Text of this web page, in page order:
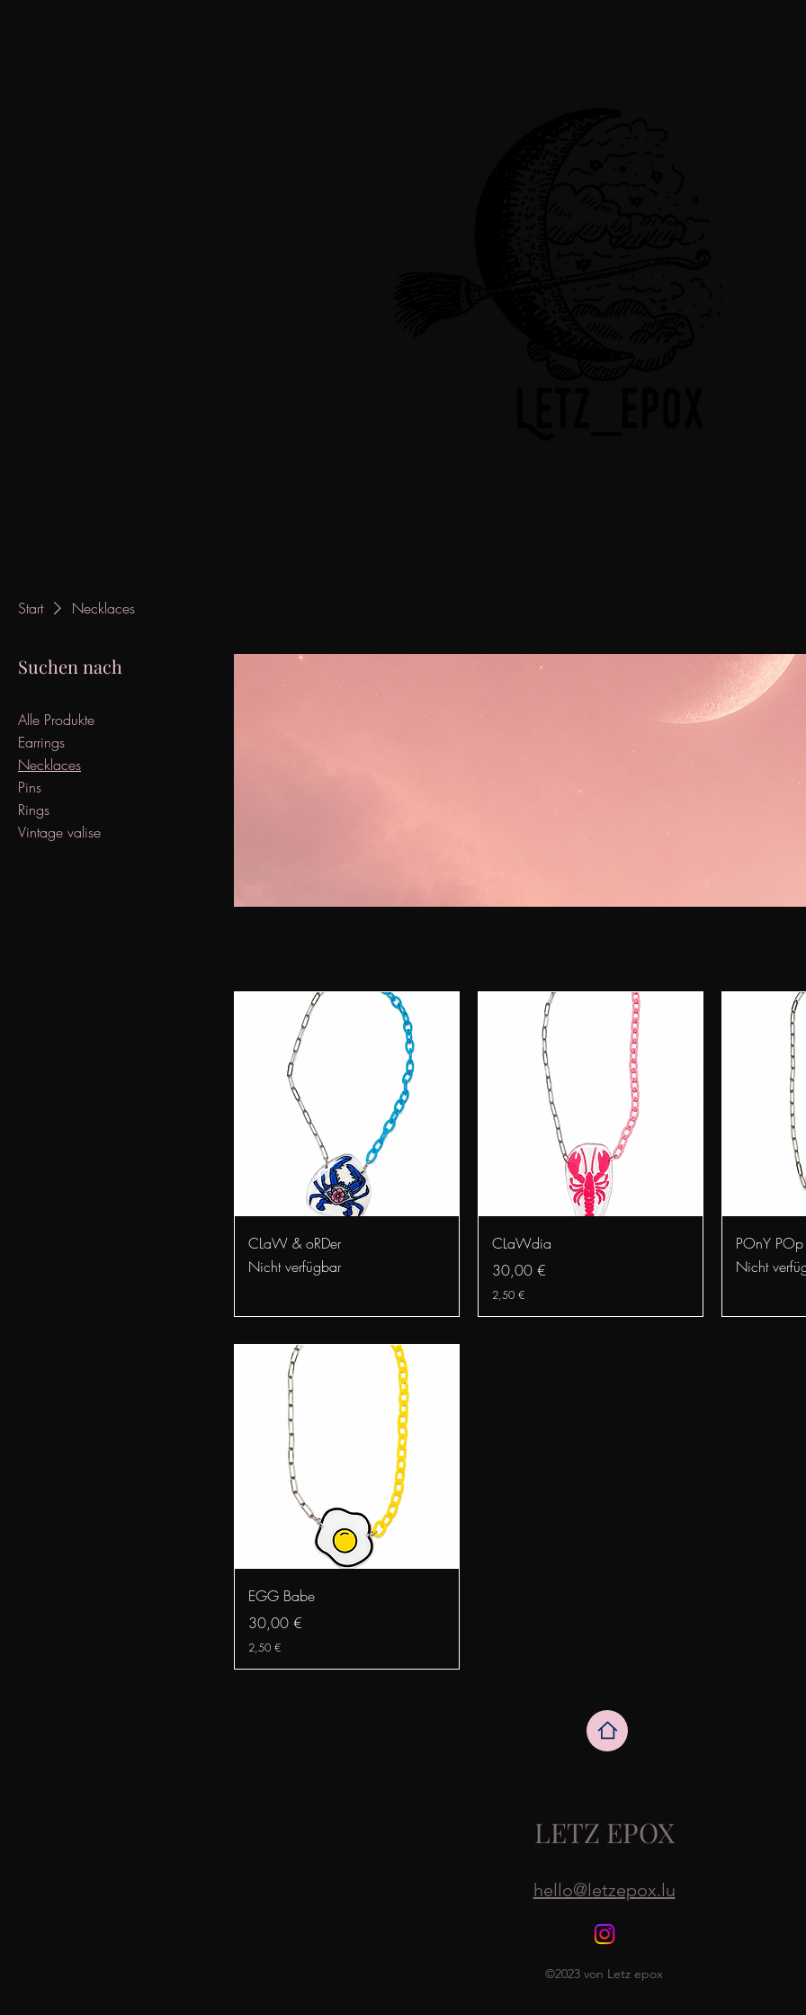
Start Necklaces
Suchen nach
Alle Produkte
Earrings
Necklaces
Pins
Rings
Vintage valise
Schnellansicht
CLaW & oRDer
Nicht verfügbar
CLaWdia
Preis
30,00 €
2,50 €
POnY POp
Nicht
EGG Babe
Preis
30,00 €
2,50 €
LETZ EPOX
hello@letzepox.lu
©2023 von Letz epox